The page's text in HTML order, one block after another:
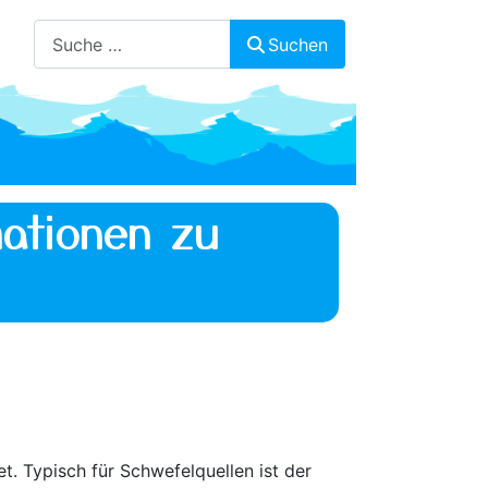
Suchen
zu
Typisch für Schwefelquellen ist der